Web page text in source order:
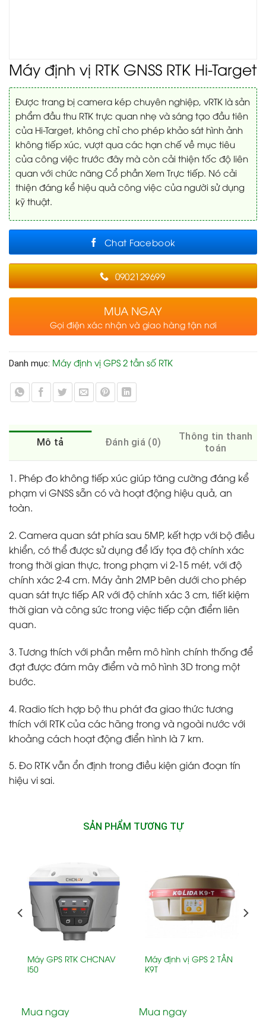
Máy định vị RTK GNSS RTK Hi-Target
Được trang bị camera kép chuyên nghiệp, vRTK là sản
phẩm đầu thu RTK trực quan nhẹ và sáng tạo đầu tiên
của Hi-Target, không chỉ cho phép khảo sát hình ảnh
không tiếp xúc, vượt qua các hạn chế về mục tiêu
của công việc trước đây mà còn cải thiện tốc độ liên
quan với chức năng Cổ phần Xem Trực tiếp. Nó cải
thiện đáng kể hiệu quả công việc của người sử dụng
kỹ thuật.
Chat Facebook
0902129699
MUA NGAY
Gọi điện xác nhận và giao hàng tận nơi
Danh mục: Máy định vị GPS 2 tần số RTK
Mô tả Đánh giá (0)
Thông tin thanh
toán
1. Phép đo không tiếp xúc giúp tăng cường đáng kể
phạm vi GNSS sẵn có và hoạt động hiệu quả, an
toàn.
2. Camera quan sát phía sau 5MP, kết hợp với bộ điều
khiển, có thể được sử dụng để lấy tọa độ chính xác
trong thời gian thực, trong phạm vi 2-15 mét, với độ
chính xác 2-4 cm. Máy ảnh 2MP bên dưới cho phép
quan sát trực tiếp AR với độ chính xác 3 cm, tiết kiệm
thời gian và công sức trong việc tiếp cận điểm liên
quan.
3. Tương thích với phần mềm mô hình chính thống để
đạt được đám mây điểm và mô hình 3D trong một
bước.
4. Radio tích hợp bộ thu phát đa giao thức tương
thích với RTK của các hãng trong và ngoài nước với
khoảng cách hoạt động điển hình là 7 km.
5. Đo RTK vẫn ổn định trong điều kiện gián đoạn tín
hiệu vi sai.
SẢN PHẨM TƯƠNG TỰ
Máy GPS RTK CHCNAV
I50
Mua ngay
Máy định vị GPS 2 TẦN
K9T
Mua ngay